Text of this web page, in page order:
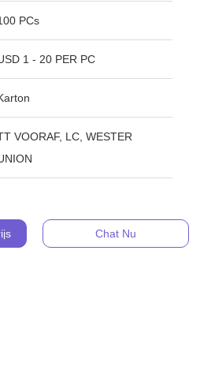
PCs
1 - 20 PER PC
VOORAF, LC, WESTER
Chat Nu